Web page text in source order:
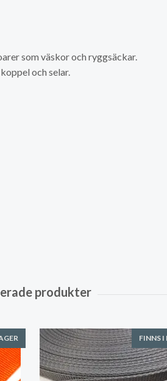
som väskor och ryggsäckar.
och selar.
FINNS I